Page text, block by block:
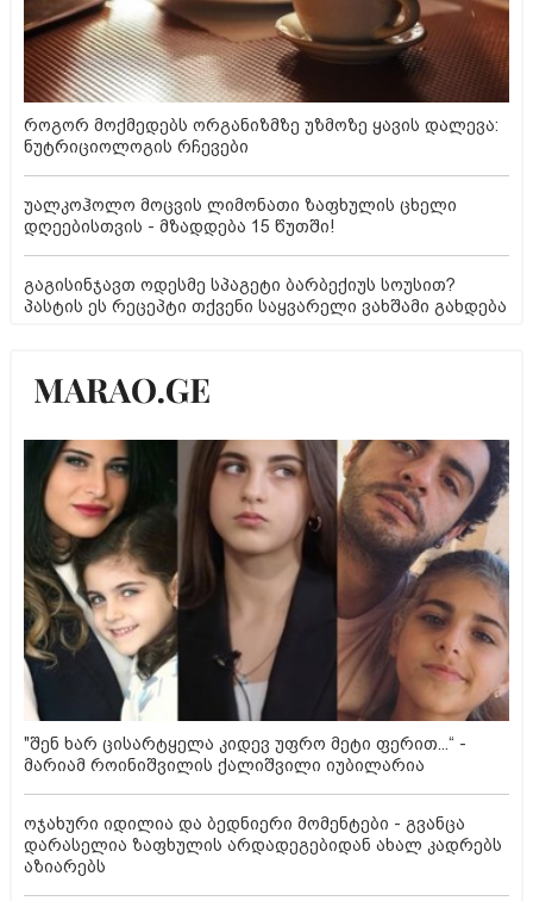
როგორ მოქმედებს ორგანიზმზე უზმოზე ყავის დალევა:
ნუტრიციოლოგის რჩევები
უალკოჰოლო მოცვის ლიმონათი ზაფხულის ცხელი
დღეებისთვის - მზადდება 15 წუთში!
გაგისინჯავთ ოდესმე სპაგეტი ბარბექიუს სოუსით?
პასტის ეს რეცეპტი თქვენი საყვარელი ვახშამი გახდება
"შენ ხარ ცისარტყელა კიდევ უფრო მეტი ფერით...“ -
მარიამ როინიშვილის ქალიშვილი იუბილარია
ოჯახური იდილია და ბედნიერი მომენტები - გვანცა
დარასელია ზაფხულის არდადეგებიდან ახალ კადრებს
აზიარებს